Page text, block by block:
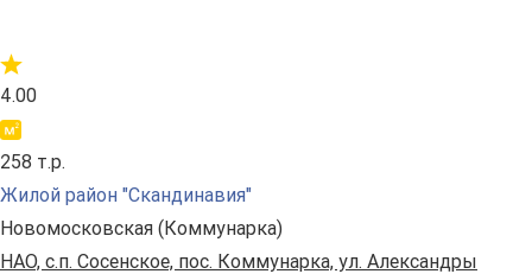
4.00
258 т.р.
Жилой район "Скандинавия"
Новомосковская (Коммунарка)
НАО, с.п. Сосенское, пос. Коммунарка, ул. Александры